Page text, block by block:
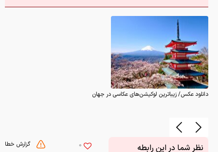
دانلود عکس/ زیباترین لوکیشن‌های عکاسی در جهان
گزارش خطا 0 نظر شما در این رابطه